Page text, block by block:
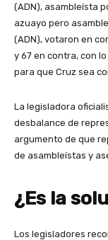
(ADN), asambleísta
azuayo pero
(ADN), votaron en
y 67 en contra, con
para que Cruz sea
La legisladora
desbalance de
argumento de que
de asambleístas y
¿Es la
Los legisladores